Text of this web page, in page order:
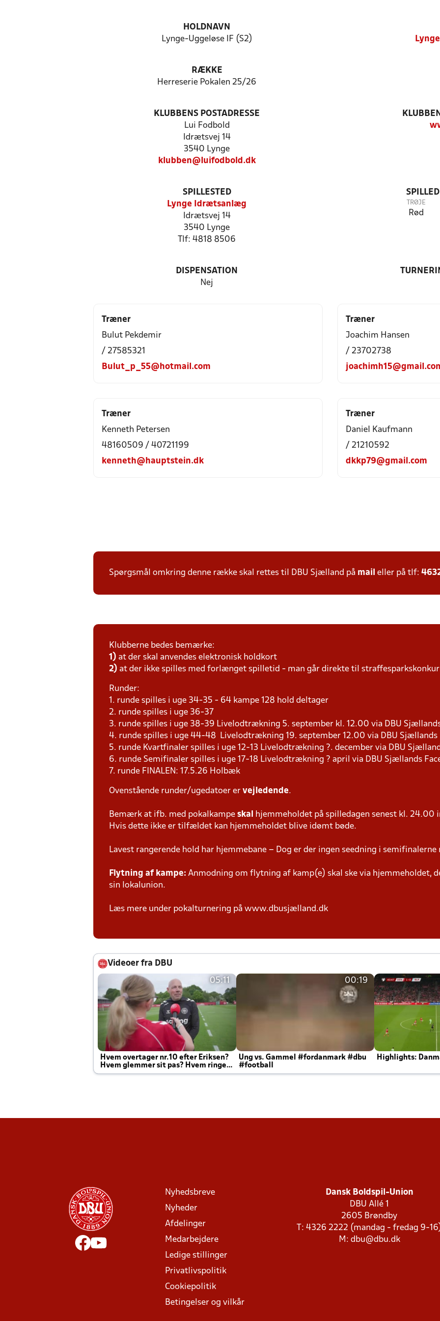
HOLDNAVN
Lynge-Uggeløse IF (S2)
RÆKKE
Herreserie Pokalen 25/26
KLUBBENS POSTADRESSE
Lui Fodbold
Idrætsvej 14
3540 Lynge
klubben@luifodbold.dk
SPILLESTED
Lynge Idrætsanlæg
Idrætsvej 14
3540 Lynge
Tlf: 4818 8506
TRØJE
Rød
DISPENSATION
Nej
Træner
Bulut Pekdemir
/ 27585321
Bulut_p_55@hotmail.com
Træner
Joachim Hansen
/ 23702738
Træner
Kenneth Petersen
48160509 / 40721199
kenneth@hauptstein.dk
Træner
Daniel Kaufmann
/ 21210592
dkkp79@gmail.com
Spørgsmål omkring denne række skal rettes til DBU Sjælland på mail eller på tlf:
Klubberne bedes bemærke:
1) at der skal anvendes elektronisk holdkort
2) at der ikke spilles med forlænget spilletid - man går direkte til
Runder:
1. runde spilles i uge 34-35 - 64 kampe 128 hold deltager
2. runde spilles i uge 36-37
3. runde spilles i uge 38-39 Livelodtrækning 5. september kl. 12.00 via DBU
4. runde spilles i uge 44-48 Livelodtrækning 19. september 12.00 via DBU Sjællands
5. runde Kvartfinaler spilles i uge 12-13 Livelodtrækning ?. december via DBU
6. runde Semifinaler spilles i uge 17-18 Livelodtrækning ? april via DBU Sjællands
7. runde FINALEN: 17.5.26 Holbæk
Ovenstående runder/ugedatoer er vejledende.
Bemærk at ifb. med pokalkampe skal
hjemmeholdet på spilledagen senest kl. 24.00
Hvis dette ikke er tilfældet kan hjemmeholdet blive idømt bøde.
Lavest rangerende hold har hjemmebane – Dog er der ingen seedning i
Flytning af kampe: Anmodning om flytning af kamp(e) skal ske via hjemmeholdet,
sin lokalunion.
Læs mere under pokalturnering på www.dbusjælland.dk
Videoer fra DBU
05:11
Hvem overtager nr.10 efter Eriksen?
Hvem glemmer sit pas? Hvem ringer
Joachim altid til efter kampe?
00:19
Ung vs. Gammel #fordanmark #dbu
#football
Highlights:
Nyhedsbreve
Nyheder
Afdelinger
Medarbejdere
Ledige stillinger
Privatlivspolitik
Cookiepolitik
Betingelser og vilkår
Dansk Boldspil-Union
DBU Allé 1
2605 Brøndby
T: 4326 2222 (mandag - fredag 9-
M: dbu@dbu.dk